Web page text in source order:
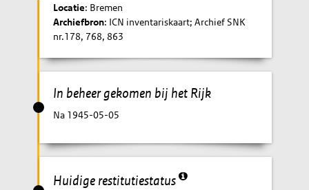
Locatie: Bremen
Archiefbron: ICN inventariskaart; Archief SNK
nr.178, 768, 863
In beheer gekomen bij het Rijk
Na 1945-05-05
Huidige restitutiestatus